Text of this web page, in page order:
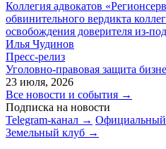
Коллегия адвокатов
обвинительного вердикта
освобождения доверителя из-
Илья Чудинов
Пресс-релиз
Уголовно-правовая защита
23 июля, 2026
Все новости и события →
Подписка на новости
Telegram-канал → Официальный
Земельный клуб →